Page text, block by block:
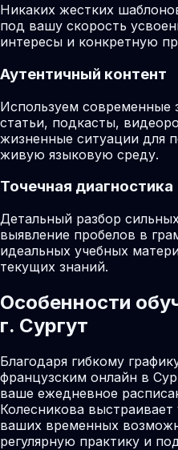
Никаких жестких
под вашу скорость
интересы и конкретную
Аутентичный контент
Используем современные
статьи, подкасты,
жизненные ситуации для
живую языковую среду.
Точечная диагностика
Детальный разбор
выявление пробелов в
идеальных учебных
текущих знаний.
Особенности
г. Сургут
Благодаря гибкому
французским онлайн в
ваше ежедневное
Колесникова
ваших временных
регулярную практику и